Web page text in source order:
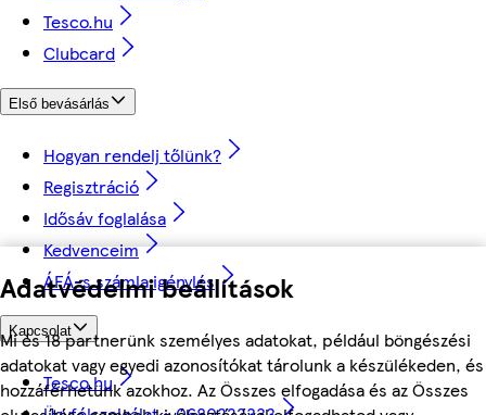
Adatvédelmi beállítások
Mi és 18 partnerünk személyes adatokat, például böngészési
adatokat vagy egyedi azonosítókat tárolunk a készülékeden, és
hozzáférhetünk azokhoz. Az Összes elfogadása és az Összes
Tesco.hu
Clubcard
Első bevásárlás
Hogyan rendelj tőlünk?
Regisztráció
Idősáv foglalása
Kedvenceim
ÁFÁ-s számla igénylés
Kapcsolat
Tesco.hu